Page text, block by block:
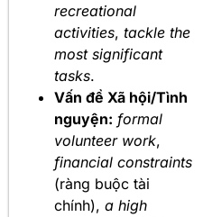
recreational
activities, tackle the
most significant
tasks.
Vấn đề Xã hội/Tình
nguyện: formal
volunteer work,
financial constraints
(ràng buộc tài
chính), a high